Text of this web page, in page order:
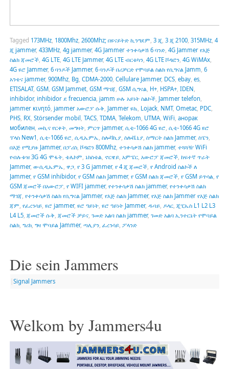
Tagged 173MHz, 1800Mhz, 2600Mhz; በዩናይትድ ኪንግደም 3 ጂ 3 ጂ 2100, 315MHz, 4
ጂ jammer, 433MHz, 4g jammer, 4G Jammer ተንቀሳቃሽ 6 ባንድ, 4G Jammer የእጅ
ስልክ ጃመሮች, 4G LTE, 4G LTE Jammer, 4G LTE ብርቱካን, 4G LTE ቮዳፎን, 4G WiMAx,
4G ዩሮ Jammer, 6 ባንዶች Jammer, 6 ባንዶች በሪቻርድ የሞባይል ስልክ የሲግናል Jamm 6
አንቴና jammer, 900Mhz, Bg CDMA-2000, Cellulare Jammer, DCS, ebay, es,
ETISALAT, GSM, GSM Jammet, GSM ማገጃ GSM ሲግናል H+, HSPA+, IDEN
inhibidor, inhibidor ደ frecuencia, jamm ሁሉ አይነት ስልኮች, Jammer telefon
jammer κινητό, jammer አውሮፓ ሱቅ Jammer ዩኬ, Lojack, NMT, Ometac, PDC,
PHS, RX, Störsender mobil TACS, TDMA, Telekom UTMA, WiFi анорак
мобилен, መኪና የርቀት, መግዛት, ምርጥ jammer, ሲቲ-1066 4G ዩሮ ሲቲ-1066 4G ዩሮ
ፕላስ New1 ሲቲ-1066 ዩሮ ሲዲኤምኤ ስሎቫኪያ, ስሎቬኒያ, ስማርት ስልክ Jammer, ስፔን,
በእጅ የሚያዙ Jammer, በፓሪስ, ቮዳፎን 800Mhz, ተንቀሳቃሽ ስልክ jammer, ተጓጓዥ WiFi
የብሉቱዝ 3G 4G ሞፋት, ቴሌኮም ኔክስቴል ኖርዌይ, አምፔር, አውሮፓ ጃመሮች, ከፍተኛ ጥራት
Jammer, ወ-ሲዲኤምኤ ዋጋ, የ 3 G jammer, የ 4 ጂ ጃመሮች, የ Android ስልኮች ለ
Jammer, የ GSM inhibidor, የ GSM ስልክ Jammer, የ GSM ስልክ ጃመሮች, የ GSM ይጥሳል የ
GSM ጃመሮች በአውሮፓ, የ WIFI jammer, የተንቀሳቃሽ ስልክ jammer, የተንቀሳቃሽ ስልክ
ማገጃ የተንቀሳቃሽ ስልክ የሲግናል Jammer, የእጅ ስልክ Jammer, የእጅ ስልክ Jammer የእጅ ስልክ
ጃም የፈረንሳይ, ዩሮ jammer, ዩሮ ዓይነት, ዩሮ ዓይነት Jammer, ዱባይ, ዶላር, ጂፒኤስ L1 L2 L3
L4 L5, ጃመሮች ሱቅ ጃመሮች ቻይና, ገመድ አልባ ስልክ jammer, ገመድ አልባ ኢንተርኔት የሞባይል
ስልክ, ግሪክ, ግዛ ሞባይል Jammer, ጣሊያን, ፈረንሳይ, ፖላንድ
Die sein Jammers
Signal Jammers
Welkom by Jammers4u